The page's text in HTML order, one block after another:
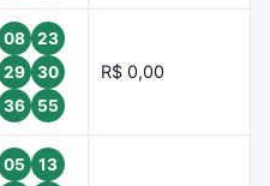
08
23
29
30
36
55
R$ 0,00
05
13